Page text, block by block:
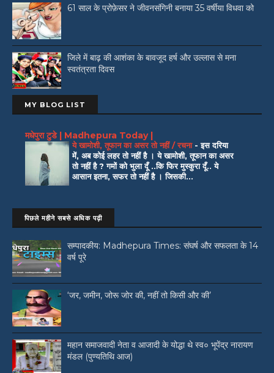
61 साल के प्रोफ़ेसर ने जीवनसंगिनी बनाया 35 वर्षीया विधवा को
जिले में बाढ़ की आशंका के बावजूद हर्ष और उल्लास से मना
स्वतंत्रता दिवस
MY BLOG LIST
मधेपुरा टुडे | Madhepura Today |
ये खामोशी, तूफान का असर तो नहीं / रचना -इस दरिया
में, अब कोई लहर तो नहीं है । ये खामोशी, तूफान का असर
तो नहीं है ? गमों को भुला दूँ ..कि फिर मुस्कुरा दूँ.. ये
आसान इतना, सफर तो नहीं है । जिसकी...
पिछले महीने सबसे अधिक पढ़ी
सम्पादकीय: Madhepura Times: संघर्ष और सफलता के 14
वर्ष पूरे
‘जर, जमीन, जोरू जोर की, नहीं तो किसी और की’
महान समाजवादी नेता व आजादी के योद्धा थे स्व० भूपेंद्र नारायण
मंडल (पुण्यतिथि आज)